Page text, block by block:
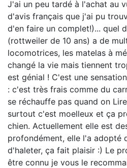
J'ai un peu tardé à l'achat au
d'avis français que j'ai pu
d'en faire un complet!)... quel
(rottweiler de 10 ans) a de
locomotrices, les matelas à
changé la vie mais tiennent
est génial ! C'est une
: c'est très frais comme du
se réchauffe pas quand on
surtout c'est moelleux et ça
chien. Actuellement elle est
profondément, elle l'a adopté
d'haleter, ça fait plaisir :) Le
être connu je vous le